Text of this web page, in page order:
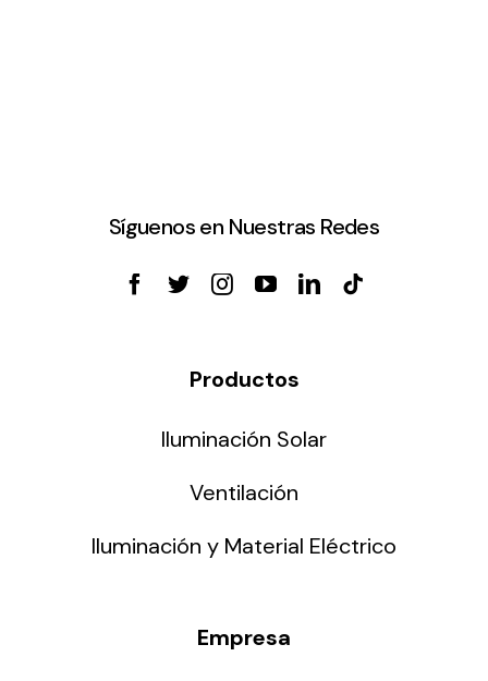
Síguenos en Nuestras Redes
Productos
Iluminación Solar
Ventilación
Iluminación y Material Eléctrico
Empresa